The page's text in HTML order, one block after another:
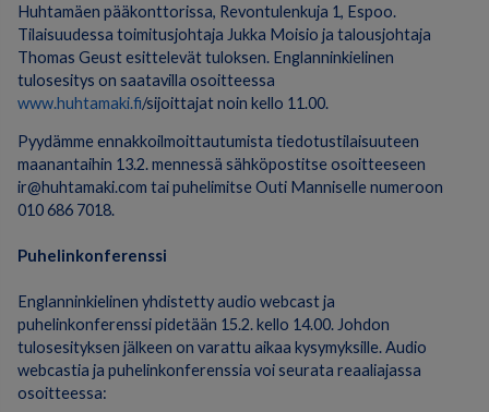
Huhtamäen pääkonttorissa, Revontulenkuja 1, Espoo.
Tilaisuudessa toimitusjohtaja Jukka Moisio ja talousjohtaja
Thomas Geust esittelevät tuloksen. Englanninkielinen
tulosesitys on saatavilla osoitteessa
www.huhtamaki.fi/sijoittajat noin kello 11.00.
Pyydämme ennakkoilmoittautumista tiedotustilaisuuteen
maanantaihin 13.2. mennessä sähköpostitse osoitteeseen
ir@huhtamaki.com tai puhelimitse Outi Manniselle numeroon
010 686 7018.
Puhelinkonferenssi
Englanninkielinen yhdistetty audio webcast ja
puhelinkonferenssi pidetään 15.2. kello 14.00. Johdon
tulosesityksen jälkeen on varattu aikaa kysymyksille. Audio
webcastia ja puhelinkonferenssia voi seurata reaaliajassa
osoitteessa: